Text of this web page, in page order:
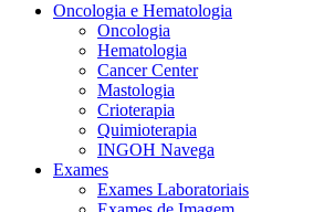
Oncologia e Hematologia
Oncologia
Hematologia
Cancer Center
Mastologia
Crioterapia
Quimioterapia
INGOH Navega
Exames
Exames Laboratoriais